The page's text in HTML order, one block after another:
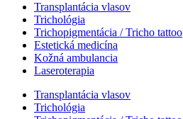
Transplantácia vlasov
Trichológia
Trichopigmentácia / Tricho tattoo
Estetická medicína
Kožná ambulancia
Laseroterapia
Transplantácia vlasov
Trichológia